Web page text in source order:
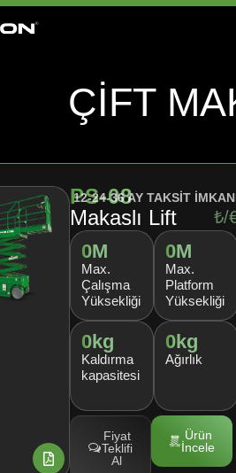
ÇIFT
PS-08
Makaslı Lift
0M
Max.
Çalışma
Yüksekliği
0M
Max.
Platform
Yüksekliği
0kg
Kaldırma
kapasitesi
0kg
Ağırlık
Fiyat
Teklifi
Al
Ürün
İncele
12-24-36 AY TAKSİT
₺/